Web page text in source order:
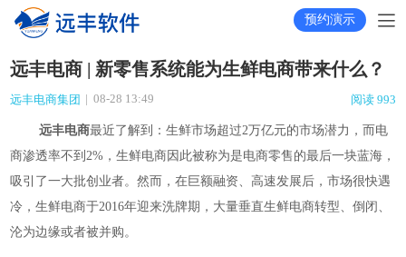
预约演示
远丰电商 | 新零售系统能为生鲜电商带来什么？
远丰电商集团 | 08-28 13:49 阅读 993
远丰电商最近了解到：生鲜市场超过2万亿元的市场潜力，而电
商渗透率不到2%，生鲜电商因此被称为是电商零售的最后一块蓝海，
吸引了一大批创业者。然而，在巨额融资、高速发展后，市场很快遇
冷，生鲜电商于2016年迎来洗牌期，大量垂直生鲜电商转型、倒闭、
沦为边缘或者被并购。